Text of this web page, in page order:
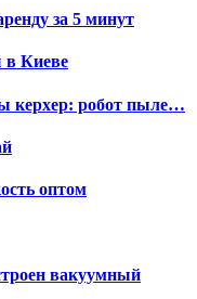
за 5 минут
Киеве
керхер: робот пыле…
оптом
вакуумный